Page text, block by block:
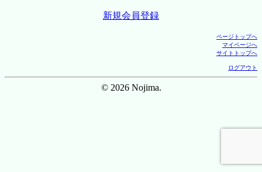
新規会員登録
ページトップへ
マイページへ
サイトトップへ
ログアウト
© 2026 Nojima.